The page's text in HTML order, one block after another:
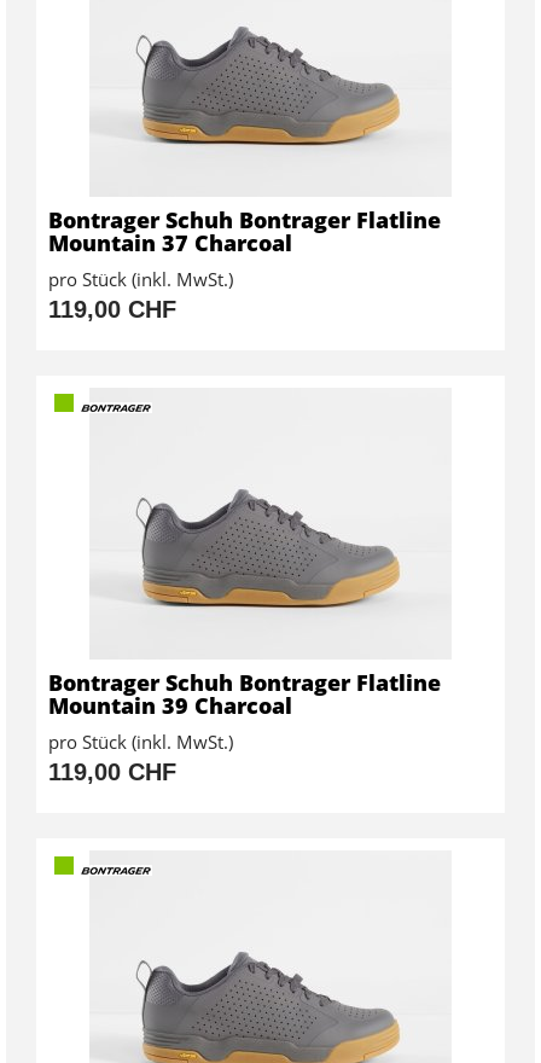
Bontrager Schuh Bontrager Flatline
Mountain 37 Charcoal
pro Stück (inkl. MwSt.)
119,00 CHF
Bontrager Schuh Bontrager Flatline
Mountain 39 Charcoal
pro Stück (inkl. MwSt.)
119,00 CHF